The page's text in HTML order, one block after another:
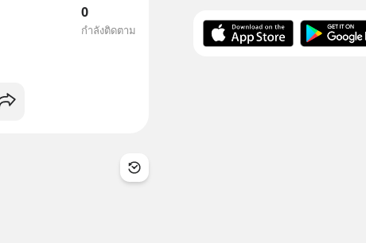
0
กำลังติดตาม